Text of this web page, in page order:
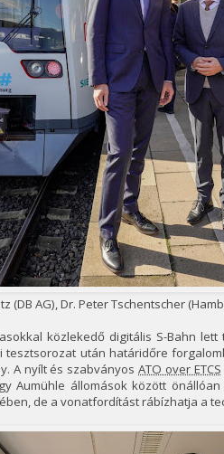
(DB AG), Dr. Peter Tschentscher
közlekedő digitális S-Bahn
tesztsorozat után határidőre
A nyílt és szabványosATO over ETCS
Aumühle állomások között
de a vonatfordítást rábízhatja a